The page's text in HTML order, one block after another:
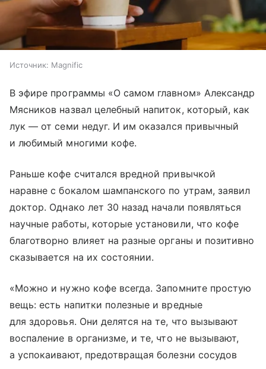
Источник: Magnific
В эфире программы «О самом главном» Александр
Мясников назвал целебный напиток, который, как
лук — от семи недуг. И им оказался привычный
и любимый многими кофе.
Раньше кофе считался вредной привычкой
наравне с бокалом шампанского по утрам, заявил
доктор. Однако лет 30 назад начали появляться
научные работы, которые установили, что кофе
благотворно влияет на разные органы и позитивно
сказывается на их состоянии.
«Можно и нужно кофе всегда. Запомните простую
вещь: есть напитки полезные и вредные
для здоровья. Они делятся на те, что вызывают
воспаление в организме, и те, что не вызывают,
а успокаивают, предотвращая болезни сосудов